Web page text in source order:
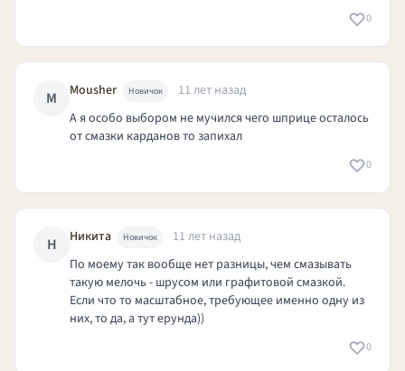
0
M Mousher Новичок
11 лет назад
А я особо выбором не мучился чего шприце осталось
от смазки карданов то запихал
0
Н Никита Новичок
11 лет назад
По моему так вообще нет разницы, чем смазывать
такую мелочь - шрусом или графитовой смазкой.
Если что то масштабное, требующее именно одну из
них, то да, а тут ерунда))
0